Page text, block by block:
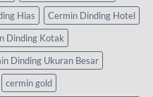
Hias
Cermin Dinding Hotel
Dinding Kotak
Dinding Ukuran Besar
cermin gold